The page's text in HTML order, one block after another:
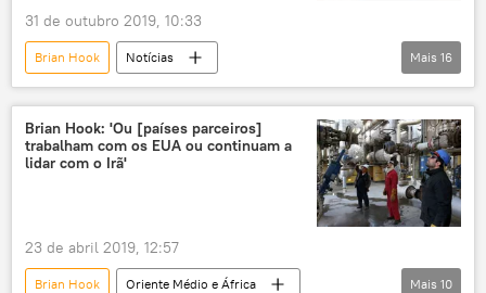
31 de outubro 2019, 10:33
Brian Hook
Notícias
Oriente Médio e África
Mundo
Américas
milícias
Hezbollah
Líbano
Iêmen
Washington
Irã
Iraque
Mais 16
Brian Hook: 'Ou [países parceiros]
trabalham com os EUA ou continuam a
lidar com o Irã'
23 de abril 2019, 12:57
Brian Hook
Oriente Médio e África
Mais 10